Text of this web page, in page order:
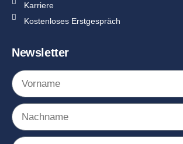
Karriere
Kostenloses Erstgespräch
Newsletter